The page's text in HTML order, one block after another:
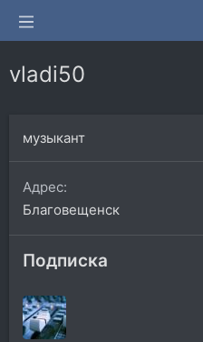
vladi50
музыкант
Адрес
Благовещенск
Подписка